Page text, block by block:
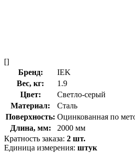
[]
Бренд:
IEK
Вес, кг:
1.9
Цвет:
Светло-серый
Материал:
Сталь
Поверхность: Оцинкованная по
Длина, мм:
2000 мм
Кратность заказа: 2 шт.
Единица измерения: штук